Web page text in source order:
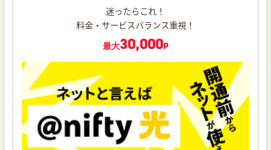
迷ったらこれ！
料金・サービスバランス重視！
最大30,000P